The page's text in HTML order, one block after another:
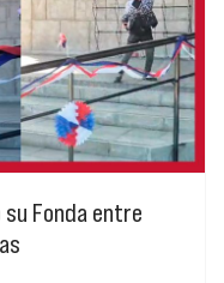
su Fonda entre